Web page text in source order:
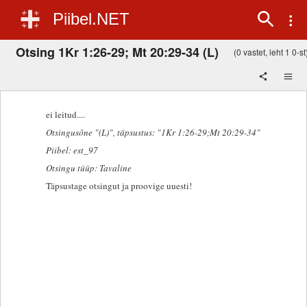
Piibel.NET
Otsing 1Kr 1:26-29; Mt 20:29-34 (L) (0 vastet, leht 1 0-
ei leitud....
Otsingusõne "(L)" , täpsustus: "1Kr 1:26-29;Mt 20:29-34"
Piibel: est_97
Otsingu tüüp: Tavaline
Täpsustage otsingut ja proovige uuesti!